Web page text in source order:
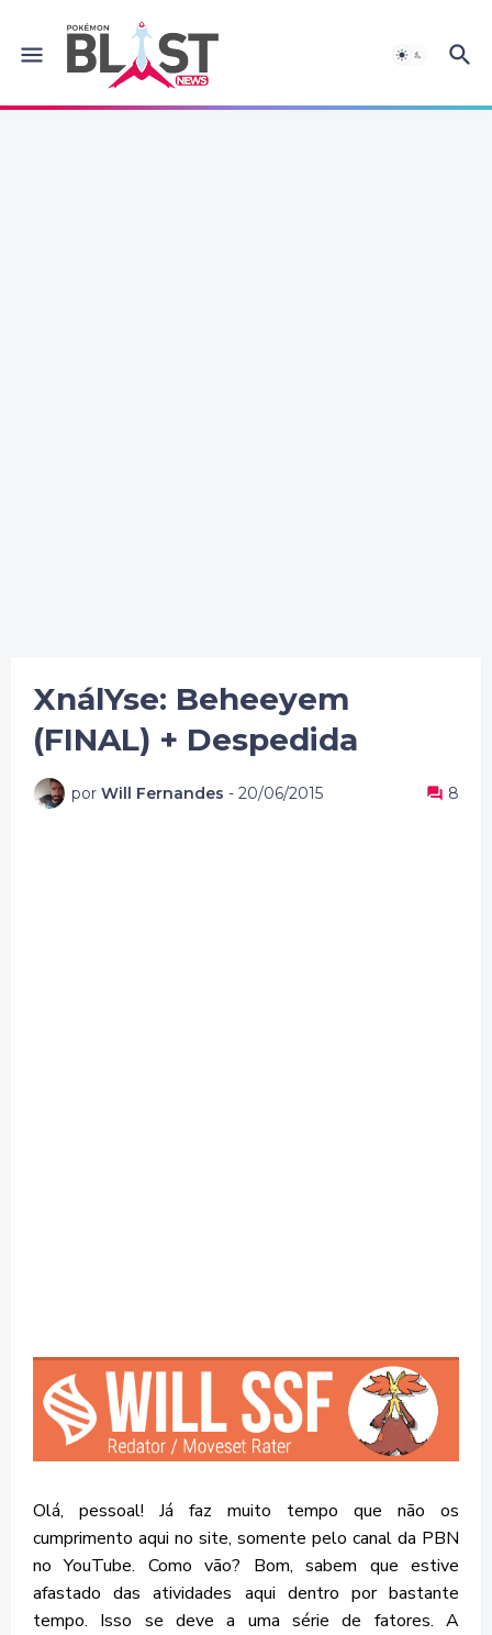
XnálYse: Beheeyem
(FINAL) + Despedida
por Will Fernandes - 20/06/2015 8
Olá, pessoal! Já faz muito tempo que não os
cumprimento aqui no site, somente pelo canal da PBN
no YouTube. Como vão? Bom, sabem que estive
afastado das atividades aqui dentro por bastante
tempo. Isso se deve a uma série de fatores. A